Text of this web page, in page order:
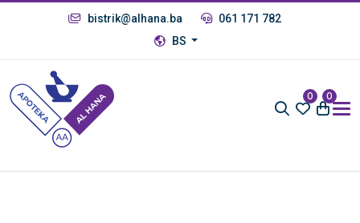
bistrik@alhana.ba
061 171 782
BS
0 0